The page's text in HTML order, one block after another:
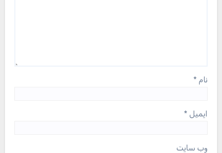
نام *
ایمیل *
وب‌ سایت